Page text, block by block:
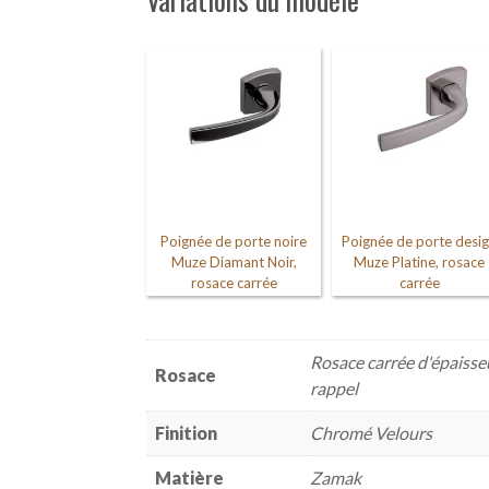
Poignée de porte noire
Muze Diamant Noir,
rosace carrée
Poignée de porte
Muze Platine, rosace
carrée
Rosace
Rosace carrée
rappel
Finition Chromé Velours
Matière Zamak